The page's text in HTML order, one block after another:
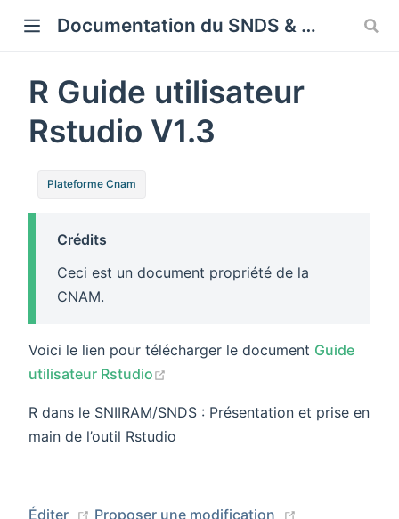
Documentation du SNDS & SNDS OMOP
R Guide utilisateur
Rstudio V1.3
Plateforme Cnam
Crédits
Ceci est un document propriété de la
CNAM.
Voici le lien pour télécharger le document Guide
utilisateur Rstudio
R dans le SNIIRAM/SNDS : Présentation et prise en
main de l’outil Rstudio
Éditer (opens new window)
Proposer une modification